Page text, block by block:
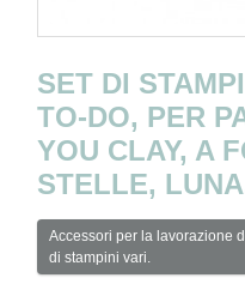
SET DI
TO-DO, PER
YOU CLAY, A
STELLE,
Accessori per la lavorazione
di stampini vari.